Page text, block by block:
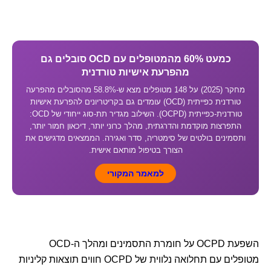
כמעט 60% מהמטופלים עם OCD סובלים גם
מהפרעת אישיות טורדנית
מחקר (2025) על 148 מטופלים מצא ש-58.8% מהסובלים מהפרעה
טורדנית כפייתית (OCD) עומדים גם בקריטריונים להפרעת אישיות
טורדנית-כפייתית (OCPD). השילוב מגדיר תת-סוג ייחודי של OCD:
התפרצות מוקדמת והדרגתית, מהלך כרוני יותר, דיכאון חמור יותר,
ותסמינים בולטים של סימטריה, סדר ואגירה. הממצאים מדגישים את
הצורך בטיפול מותאם אישית.
למאמר המקורי
השפעת OCPD על חומרת התסמינים ומהלך ה-OCD
מטופלים עם תחלואה נלווית של OCPD חווים תוצאות קליניות